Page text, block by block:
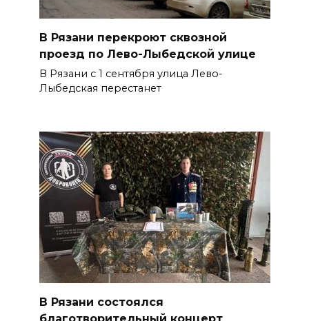
В Рязани перекроют сквозной
проезд по Лево-Лыбедской улице
В Рязани с 1 сентября улица Лево-
Лыбедская перестанет
В Рязани состоялся
благотворительный концерт